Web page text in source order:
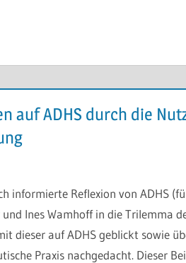
auf ADHS durch die
informierte Reflexion von ADHS
Ines Wamhoff in die Trilemma
dieser auf ADHS geblickt sowie
Praxis nachgedacht. Dieser